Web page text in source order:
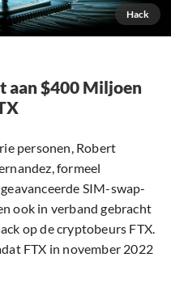
Hack
aan $400 Miljoen
personen, Robert
formeel
SIM-swap-
ook in verband gebracht
op de cryptobeurs FTX.
FTX in november 2022